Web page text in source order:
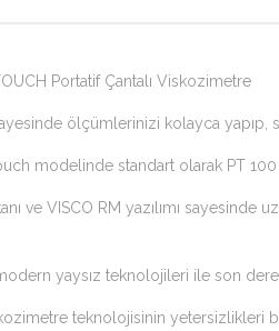
Portatif Çantalı Viskozimetre
ölçümlerinizi kolayca yapıp,
modelinde standart olarak PT
ve VISCO RM yazılımı
yaysız teknolojileri ile son
teknolojisinin yetersizlikleri